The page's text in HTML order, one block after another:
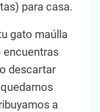
para casa.
gato maúlla
encuentras
descartar
a